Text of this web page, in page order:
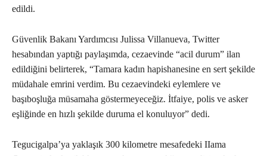
edildi.
Güvenlik Bakanı Yardımcısı Julissa Villanueva, Twitter
hesabından yaptığı paylaşımda, cezaevinde “acil durum” ilan
edildiğini belirterek, “Tamara kadın hapishanesine en sert şekilde
müdahale emrini verdim. Bu cezaevindeki eylemlere ve
başıboşluğa müsamaha göstermeyeceğiz. İtfaiye, polis ve asker
eşliğinde en hızlı şekilde duruma el konuluyor” dedi.
Tegucigalpa’ya yaklaşık 300 kilometre mesafedeki IIama